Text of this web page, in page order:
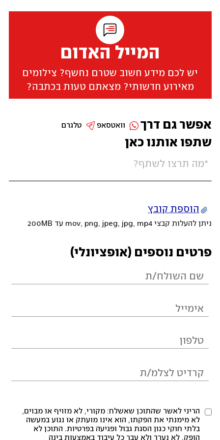
המייל האדום
יש לכם מידע חשוב שטרם נחשף? צילומים
מאירוע חדשותי? מצאתם טעות בכתבה?
שתפו אותנו כאן
הוספת קובץ
ניתן להעלות קבצי mov, png, jpeg, jpg, mp4 עד 200MB
פרטים נוספים (אופציונלי)
הריני לאשר שהתוכן שאשלח: מקורי, לא מזויף או מבוים,
לא מימנתי את הפקתו, הוא אינו מועתק או נגוע במעשה
בלתי חוקי כגון הסגת גבול ופגיעה בפרטיות. התוכן לא
הופק, לא נערך ולא עבר כל עיבוד באמצעות בינה
אפשר גם דרך טלגרם וואטסאפ